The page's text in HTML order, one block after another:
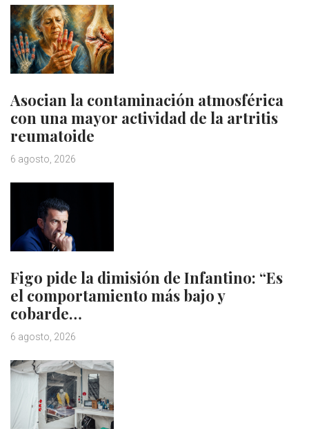
Asocian la contaminación atmosférica
con una mayor actividad de la artritis
reumatoide
6 agosto, 2026
Figo pide la dimisión de Infantino: “Es
el comportamiento más bajo y
cobarde…
6 agosto, 2026